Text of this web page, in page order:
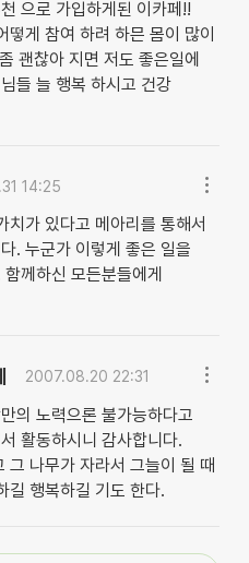
으로 가입하게된 이카페!!
게 참여 하려 하믄 몸이 많이
괜찮아 지면 저도 좋은일에
들 늘 행복 하시고 건강
14:25
치가 있다고 메아리를 통해서
. 누군가 이렇게 좋은 일을
께하신 모든분들에게
2007.08.20 22:31
의 노력으론 불가능하다고
활동하시니 감사합니다.
그 나무가 자라서 그늘이 될 때
길 행복하길 기도 한다.